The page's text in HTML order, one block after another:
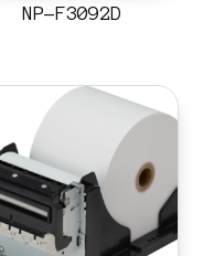
NP-F3092D